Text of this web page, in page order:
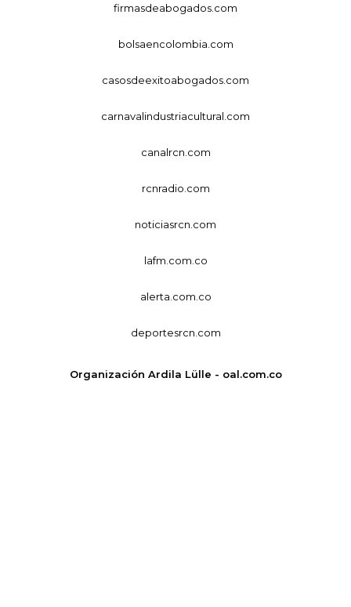
firmasdeabogados.com
bolsaencolombia.com
casosdeexitoabogados.com
carnavalindustriacultural.com
canalrcn.com
rcnradio.com
noticiasrcn.com
lafm.com.co
alerta.com.co
deportesrcn.com
Organización Ardila Lülle - oal.com.co